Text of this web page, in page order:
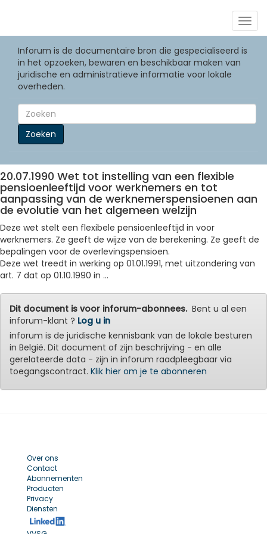
Inforum is de documentaire bron die gespecialiseerd is
in het opzoeken, bewaren en beschikbaar maken van
juridische en administratieve informatie voor lokale
overheden.
Zoeken
20.07.1990 Wet tot instelling van een flexible
pensioenleeftijd voor werknemers en tot
aanpassing van de werknemerspensioenen aan
de evolutie van het algemeen welzijn
Deze wet stelt een flexibele pensioenleeftijd in voor
werknemers. Ze geeft de wijze van de berekening. Ze geeft de
bepalingen voor de overlevingspensioen.
Deze wet treedt in werking op 01.01.1991, met uitzondering van
art. 7 dat op 01.10.1990 in ...
Dit document is voor inforum-abonnees.Bent u al een
inforum-klant ? Log u in
inforum is de juridische kennisbank van de lokale besturen
in België. Dit document of zijn beschrijving - en alle
gerelateerde data - zijn in inforum raadpleegbaar via
toegangscontract. Klik hier om je te abonneren
Over ons
Contact
Abonnementen
Producten
Privacy
Diensten